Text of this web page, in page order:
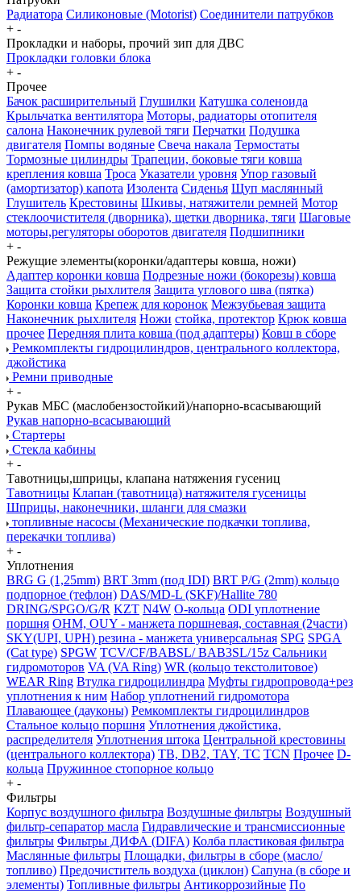
Радиатора Силиконовые (Motorist) Соединители патрубков
+ -
Прокладки и наборы, прочий зип для ДВС
Прокладки головки блока
+ -
Прочее
Бачок расширительный Глушилки Катушка соленоида
Крыльчатка вентилятора Моторы, радиаторы отопителя
салона Наконечник рулевой тяги Перчатки Подушка
двигателя Помпы водяные Свеча накала Термостаты
Тормозные цилиндры Трапеции, боковые тяги ковша
крепления ковша Троса Указатели уровня Упор газовый
(амортизатор) капота Изолента Сиденья Щуп маслянный
Глушитель Крестовины Шкивы, натяжители ремней Мотор
стеклоочистителя (дворника), щетки дворника, тяги Шаговые
моторы,регуляторы оборотов двигателя Подшипники
+ -
Режущие элементы(коронки/адаптеры ковша, ножи)
Адаптер коронки ковша Подрезные ножи (бокорезы) ковша
Защита стойки рыхлителя Защита углового шва (пятка)
Коронки ковша Крепеж для коронок Межзубьевая защита
Наконечник рыхлителя Ножи стойка, протектор Крюк ковша
прочее Передняя плита ковша (под адаптеры) Ковш в сборе
Ремкомплекты гидроцилиндров, центрального коллектора,
джойстика
Ремни приводные
+ -
Рукав МБС (маслобензостойкий)/напорно-всасывающий
Рукав напорно-всасывающий
Стартеры
Стекла кабины
+ -
Тавотницы,шприцы, клапана натяжения гусениц
Тавотницы Клапан (тавотница) натяжителя гусеницы
Шприцы, наконечники, шланги для смазки
топливные насосы (Механические подкачки топлива,
перекачки топлива)
+ -
Уплотнения
BRG G (1,25mm) BRT 3mm (под IDI) BRT P/G (2mm) кольцо
подпорное (тефлон) DAS/MD-L (SKF)/Hallite 780
DRING/SPGO/G/R KZT N4W O-кольца ODI уплотнение
поршня OHM, OUY - манжета поршневая, составная (2части)
SKY(UPI, UPH) резина - манжета универсальная SPG SPGA
(Cat type) SPGW TCV/CF/BABSL/ BAB3SL/15z Сальники
гидромоторов VA (VA Ring) WR (кольцо текстолитовое)
WEAR Ring Втулка гидроцилиндра Муфты гидропровода+рез
уплотнения к ним Набор уплотнений гидромотора
Плавающее (дауконы) Ремкомплекты гидроцилиндров
Стальное кольцо поршня Уплотнения джойстика,
распределителя Уплотнения штока Центральной крестовины
(центрального коллектора) TB, DB2, TAY, TC TCN Прочее D-
кольца Пружинное стопорное кольцо
+ -
Фильтры
Корпус воздушного фильтра Воздушные фильтры Воздушный
фильтр-сепаратор масла Гидравлические и трансмиссионные
фильтры Фильтры ДИФА (DIFA) Колба пластиковая фильтра
Маслянные фильтры Площадки, фильтры в сборе (масло/
топливо) Предочиститель воздуха (циклон) Сапуна (в сборе и
элементы) Топливные фильтры Антикоррозийные По